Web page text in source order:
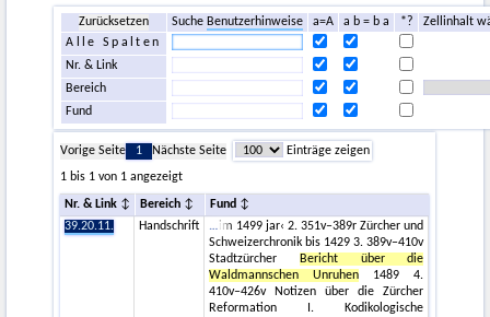
Zurücksetzen SucheBenutzerhinweise a=A a b = b a *?
Zellinhalt
Alle Spalten
Nr. & Link
Bereich
Fund
Vorige Seite 1 Nächste Seite
Einträge zeigen
1 bis 1 von 1 angezeigt
Nr. & Link Bereich
Fund
39.20.11.
Handschrift
im 1499 jar‹ 2. 351v–389r Zürcher und
Schweizerchronik bis 1429 3. 389v–410v
Stadtzürcher
Bericht über die
Waldmannschen Unruhen 1489 4.
410v–426v Notizen über die Zürcher
Reformation I. Kodikologische